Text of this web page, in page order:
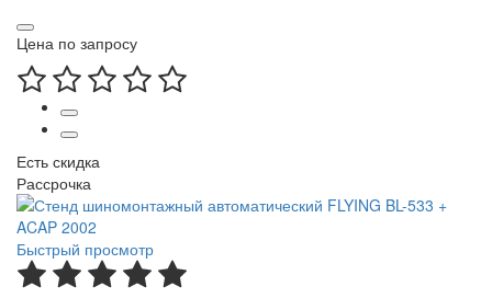
Цена по запросу
Есть скидка
Рассрочка
Быстрый просмотр